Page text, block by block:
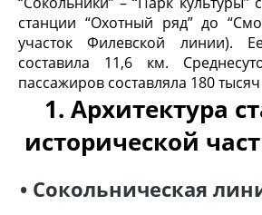
станции “Охотный ряд” до
участок Филевской линии).
составила 11,6 км.
пассажиров составляла 180
1. Архитектура
исторической
• Сокольническая